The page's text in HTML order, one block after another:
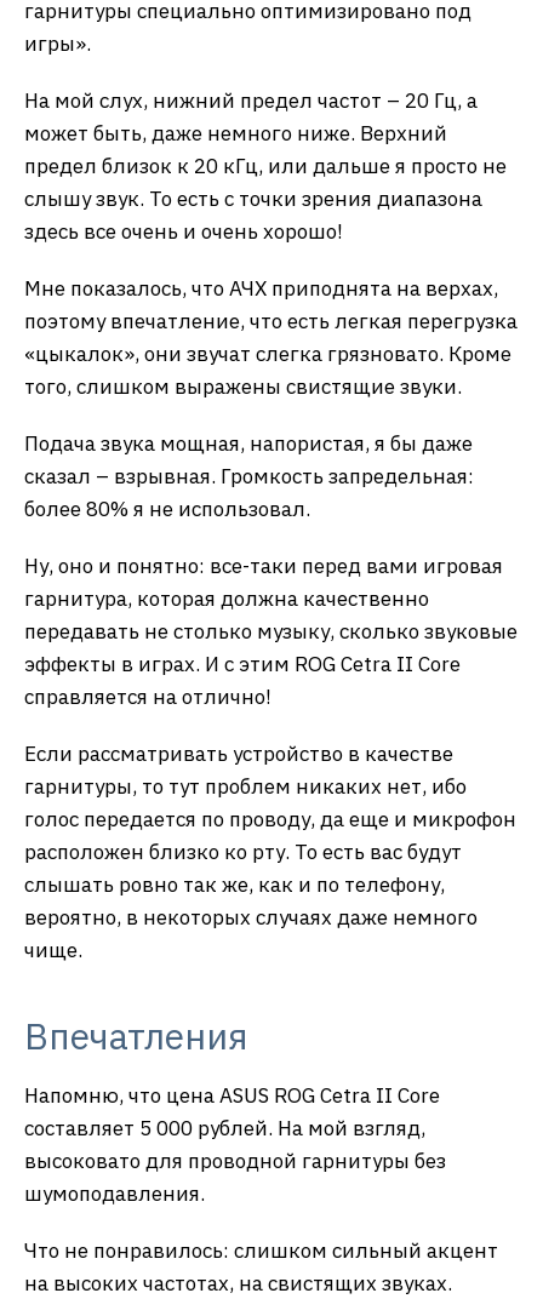
гарнитуры специально оптимизировано под
игры».
На мой слух, нижний предел частот – 20 Гц, а
может быть, даже немного ниже. Верхний
предел близок к 20 кГц, или дальше я просто не
слышу звук. То есть с точки зрения диапазона
здесь все очень и очень хорошо!
Мне показалось, что АЧХ приподнята на верхах,
поэтому впечатление, что есть легкая перегрузка
«цыкалок», они звучат слегка грязновато. Кроме
того, слишком выражены свистящие звуки.
Подача звука мощная, напористая, я бы даже
сказал – взрывная. Громкость запредельная:
более 80% я не использовал.
Ну, оно и понятно: все-таки перед вами игровая
гарнитура, которая должна качественно
передавать не столько музыку, сколько звуковые
эффекты в играх. И с этим ROG Cetra II Core
справляется на отлично!
Если рассматривать устройство в качестве
гарнитуры, то тут проблем никаких нет, ибо
голос передается по проводу, да еще и микрофон
расположен близко ко рту. То есть вас будут
слышать ровно так же, как и по телефону,
вероятно, в некоторых случаях даже немного
чище.
Впечатления
Напомню, что цена ASUS ROG Cetra II Core
составляет 5 000 рублей. На мой взгляд,
высоковато для проводной гарнитуры без
шумоподавления.
Что не понравилось: слишком сильный акцент
на высоких частотах, на свистящих звуках.